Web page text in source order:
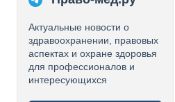
Актуальные новости о
здравоохранении, правовых
аспектах и охране здоровья
для профессионалов и
интересующихся